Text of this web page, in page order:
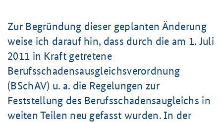
Zur Begründung dieser geplanten Änderung
weise ich darauf hin, dass durch die am 1. Juli
2011 in Kraft getretene
Berufsschadensausgleichsverordnung
(BSchAV) u. a. die Regelungen zur
Feststellung des Berufsschadensaugleichs in
weiten Teilen neu gefasst wurden. In der